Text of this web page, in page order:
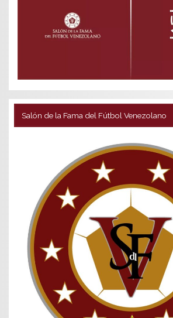
Salón de la Fama del Fútbol Venezolano